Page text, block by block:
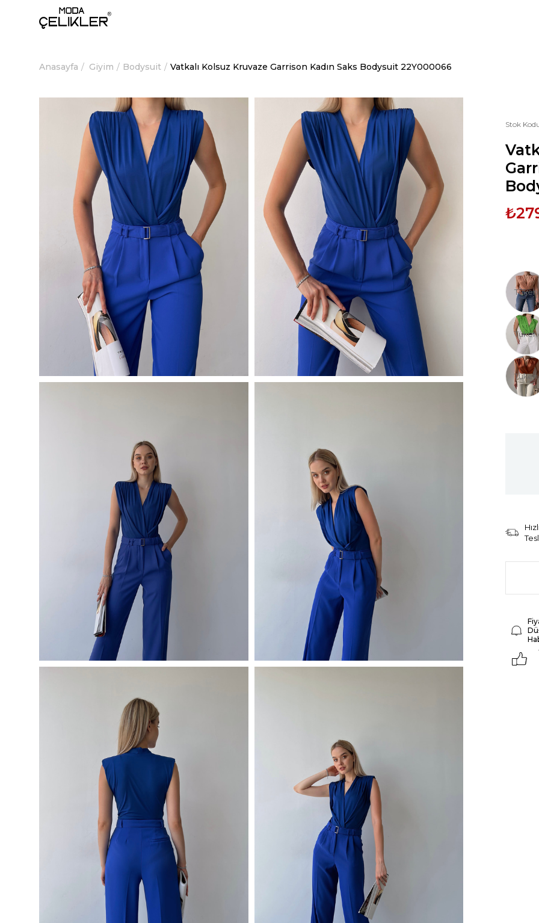
Anasayfa Giyim Bodysuit Vatkalı Kolsuz Kruvaze Garrison Kadın Saks Bodysuit 22Y000066
Stok
Hızlı